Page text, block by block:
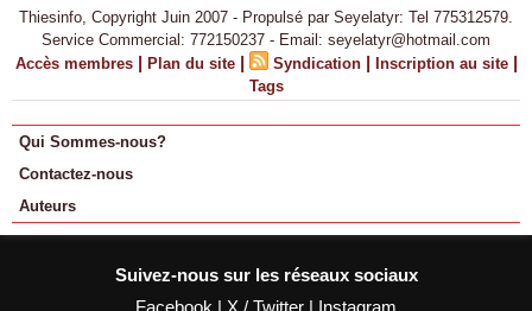
Thiesinfo, Copyright Juin 2007 - Propulsé par Seyelatyr: Tel 775312579.
Service Commercial: 772150237 - Email: seyelatyr@hotmail.com
Accès membres | Plan du site | Syndication | Inscription au site |
Tags
Qui Sommes-nous?
Contactez-nous
Auteurs
Suivez-nous sur les réseaux sociaux
Facebook | X / Twitter | Instagram